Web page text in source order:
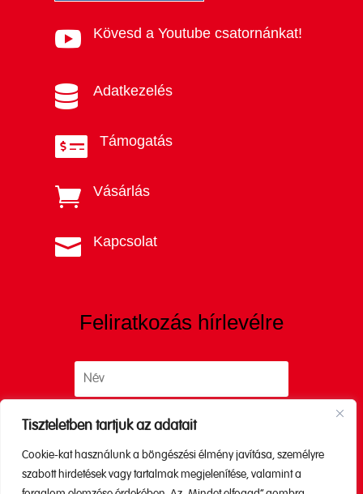
Tiszteletben tartjuk az adatait
Cookie-kat használunk a böngészési élmény javítása, személyre
szabott hirdetések vagy tartalmak megjelenítése, valamint a
 Kövesd a Youtube csatornánkat!
 Adatkezelés
 Támogatás
 Vásárlás
 Kapcsolat
Feliratkozás hírlevélre
Küldés